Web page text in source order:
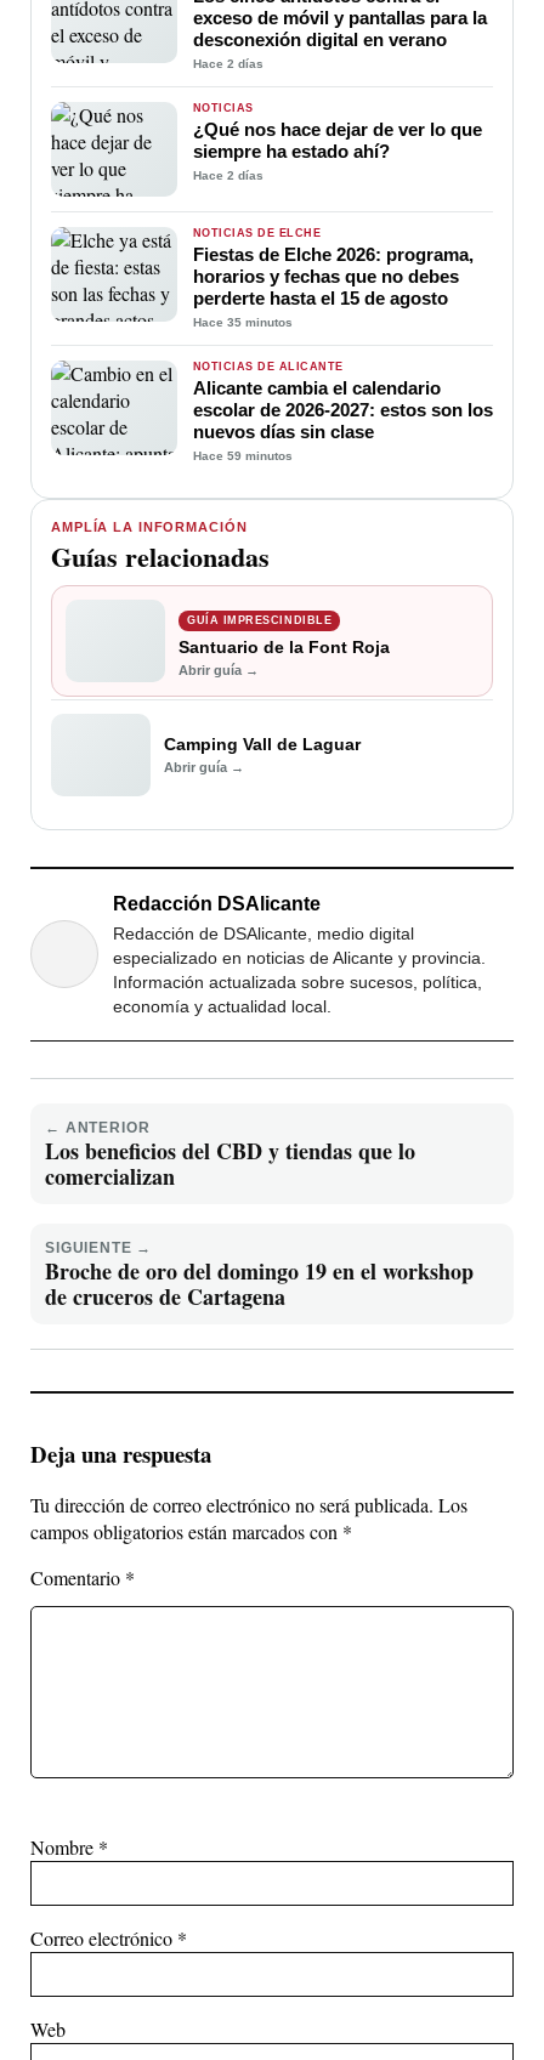
AMPLÍA LA INFORMACIÓN
Guías relacionadas
GUÍA IMPRESCINDIBLE
Santuario de la Font Roja
Abrir guía →
Camping Vall de Laguar
Abrir guía →
exceso de móvil y pantallas para la
desconexión digital en verano
Hace 2 días
NOTICIAS
¿Qué nos hace dejar de ver lo que
siempre ha estado ahí?
Hace 2 días
NOTICIAS DE ELCHE
Fiestas de Elche 2026: programa,
horarios y fechas que no debes
perderte hasta el 15 de agosto
Hace 35 minutos
NOTICIAS DE ALICANTE
Alicante cambia el calendario
escolar de 2026-2027: estos son los
nuevos días sin clase
Hace 59 minutos
Redacción DSAlicante
Redacción de DSAlicante, medio digital
especializado en noticias de Alicante y provincia.
Información actualizada sobre sucesos, política,
economía y actualidad local.
← ANTERIOR
Los beneficios del CBD y tiendas que lo
comercializan
SIGUIENTE →
Broche de oro del domingo 19 en el workshop
de cruceros de Cartagena
Deja una respuesta
Tu dirección de correo electrónico no será publicada. Los
campos obligatorios están marcados con *
Comentario *
Nombre *
Correo electrónico *
Web